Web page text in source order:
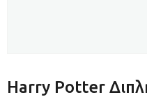
Harry Potter